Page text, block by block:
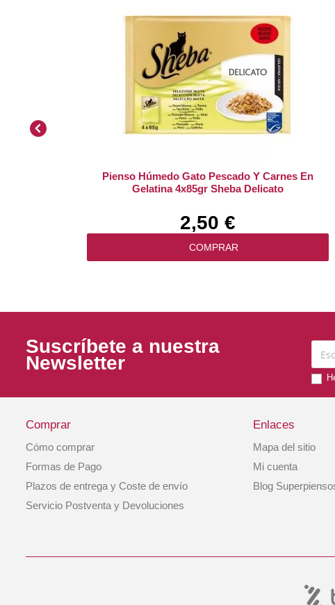
Pienso Húmedo Gato Pescado Y Carnes En
Gelatina 4x85gr Sheba Delicato
2,50 €
COMPRAR
Pienso Gato Lata Caballa Y Sardina 156 Gr.
2,20 €
Suscríbete a nuestra
Newsletter
Comprar
Cómo comprar
Formas de Pago
Plazos de entrega y Coste de envío
Servicio Postventa y Devoluciones
Enlaces
Mapa del sitio
Mi cuenta
Blog